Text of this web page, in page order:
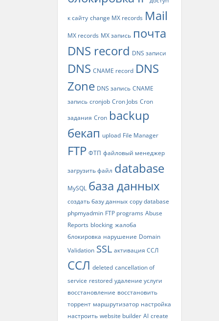
к сайту change MX records Mail
MX records MX запись почта
DNS record DNS записи
DNS CNAME record DNS
Zone DNS запись CNAME
запись cronjob Cron Jobs Cron
задания Cron backup
бекап upload File Manager
FTP ФТП файловый менеджер
загрузить файл database
MySQL база данных
создать базу данных copy database
phpmyadmin FTP programs Abuse
Reports blocking жалоба
блокировка нарушение Domain
Validation SSL активация ССЛ
ССЛ deleted cancellation of
service restored удаление услуги
восстановление восстановить
торрент маршрутизатор настройка
настроить website builder AI create